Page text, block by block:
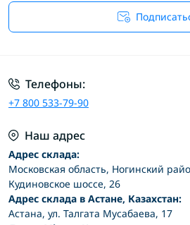
Телефоны:
+7 800 533-79-90
Наш адрес
Адрес склада:
Московская область, Ногинский
Кудиновское шоссе, 26
Адрес склада в Астане, Казахстан:
Астана, ул. Талгата Мусабаева, 17